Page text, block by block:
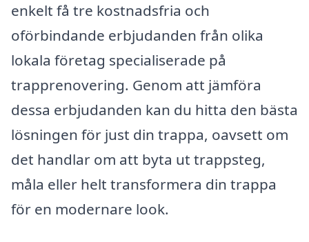
enkelt få tre kostnadsfria och
oförbindande erbjudanden från olika
lokala företag specialiserade på
trapprenovering. Genom att jämföra
dessa erbjudanden kan du hitta den bästa
lösningen för just din trappa, oavsett om
det handlar om att byta ut trappsteg,
måla eller helt transformera din trappa
för en modernare look.